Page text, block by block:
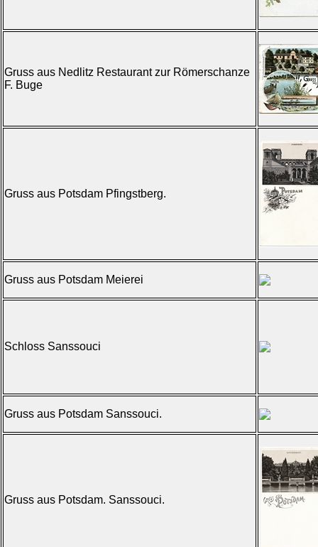
Gruss aus Nedlitz Restaurant zur Römerschanze
F. Buge
Gruss aus Potsdam Pfingstberg.
Gruss aus Potsdam Meierei
Schloss Sanssouci
Gruss aus Potsdam Sanssouci.
Gruss aus Potsdam. Sanssouci.